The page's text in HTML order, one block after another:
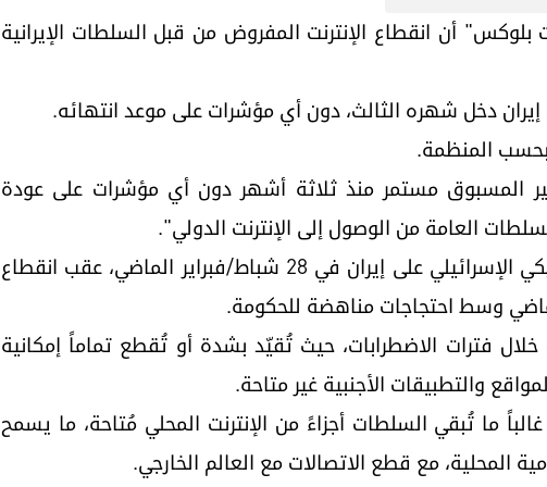
منظمة "نت بلوكس" أن انقطاع الإنترنت المفروض من قبل السلطات الإيرانية
دخل شهره الثالث، دون أي مؤشرات على موعد انتهائه.
المسبوق مستمر منذ ثلاثة أشهر دون أي مؤشرات على عودة
العامة من الوصول إلى الإنترنت الدولي".
وتُفرض هذه القيود منذ الهجوم الأمريكي الإسرائيلي على إيران في 28 شباط/فبراير الماضي، عقب انقطاع
وسط احتجاجات مناهضة للحكومة.
خلال فترات الاضطرابات، حيث تُقيّد بشدة أو تُقطع تماماً إمكانية
والتطبيقات الأجنبية غير متاحة.
ما تُبقي السلطات أجزاءً من الإنترنت المحلي مُتاحة، ما يسمح
المحلية، مع قطع الاتصالات مع العالم الخارجي.